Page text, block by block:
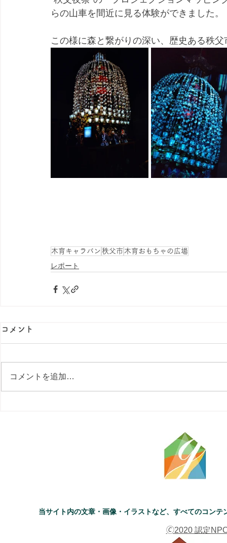
らの山車を間近に見る体験ができました。
この様に森と繋がりの深い、歴史ある秩
木育キャラバン 秩父市 木育おもちゃの広場
レポート
コメント
コメントを追加…
当サイト内の文章・画像・イラストなど、すべてのコン
🄫2020 認定